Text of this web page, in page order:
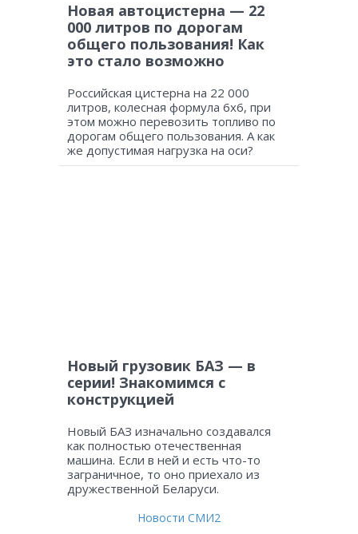
Новая автоцистерна — 22
000 литров по дорогам
общего пользования! Как
это стало возможно
Российская цистерна на 22 000
литров, колесная формула 6х6, при
этом можно перевозить топливо по
дорогам общего пользования. А как
же допустимая нагрузка на оси?
Новый грузовик БАЗ — в
серии! Знакомимся с
конструкцией
Новый БАЗ изначально создавался
как полностью отечественная
машина. Если в ней и есть что-то
заграничное, то оно приехало из
дружественной Беларуси.
Новости СМИ2